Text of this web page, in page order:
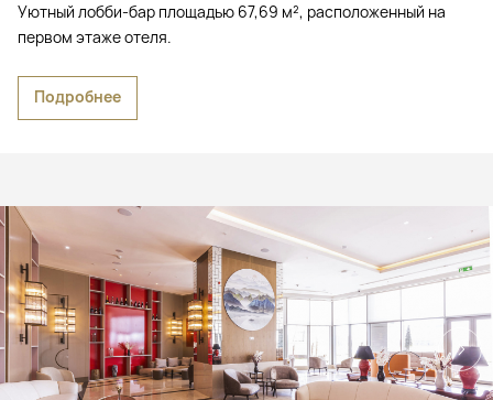
Уютный лобби-бар площадью 67,69 м², расположенный на
первом этаже отеля.
Подробнее